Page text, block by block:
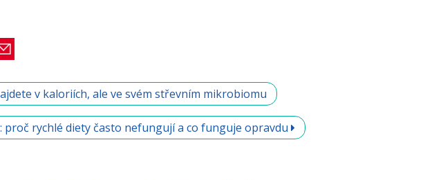
v kaloriích, ale ve svém střevním mikrobiomu
proč rychlé diety často nefungují a co funguje opravdu